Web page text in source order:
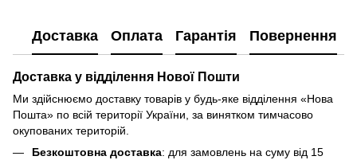
Доставка Оплата Гарантія Повернення
Доставка у відділення Нової Пошти
Ми здійснюємо доставку товарів у будь-яке відділення «Нова
Пошта» по всій території України, за винятком тимчасово
окупованих територій.
Безкоштовна доставка: для замовлень на суму від 15